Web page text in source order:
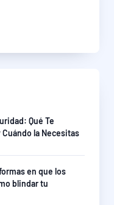
Qué Te
la Necesitas
en que los
blindar tu